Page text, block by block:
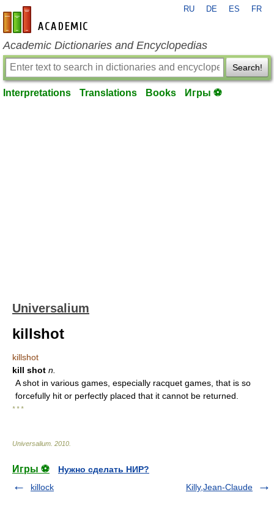
en-academic.com
RU DE ES FR
Academic Dictionaries and Encyclopedias
Search!
Interpretations Translations Books Игры ⚽
Universalium
killshot
killshot
kill shot n.
A shot in various games, especially racquet games, that is so
forcefully hit or perfectly placed that it cannot be returned.
* * *
Universalium 2010
Игры ⚽
Нужно сделать НИР?
killock
Killy,Jean-Claude